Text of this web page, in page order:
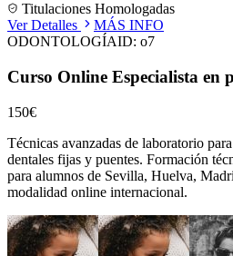
Titulaciones Homologadas
Ver Detalles
MÁS INFO
ODONTOLOGÍAID: o7
Curso Online Especialista en
150€
Técnicas avanzadas de laboratorio
dentales fijas y puentes. Formación
para alumnos de Sevilla, Huelva,
modalidad online internacional.